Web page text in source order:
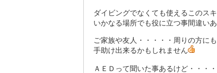
ダイビングでなくても使えるこのス
いかなる場所でも役に立つ事間違い
ご家族や友人・・・・・周りの方に
手助け出来るかもしれません
ＡＥＤって聞いた事あるけど・・・